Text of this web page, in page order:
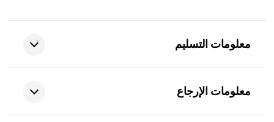
معلومات التسليم
معلومات الإرجاع